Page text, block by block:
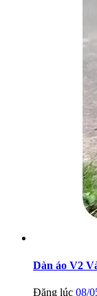
Dàn áo V2
Đăng lúc 08/